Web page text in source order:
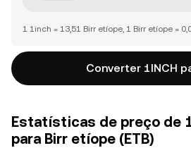
1 1inch = 13,51 Birr etíope, 1 Birr etíope =
Converter 1INCH
Estatísticas de preço de
para Birr etíope (ETB)